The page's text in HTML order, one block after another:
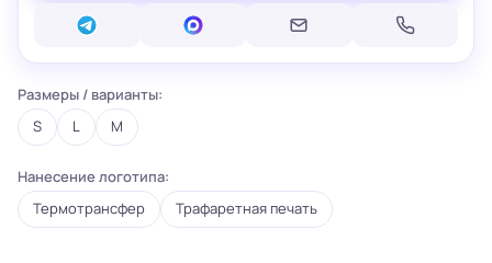
Размеры / варианты:
S L M
Нанесение логотипа:
Термотрансфер Трафаретная печать